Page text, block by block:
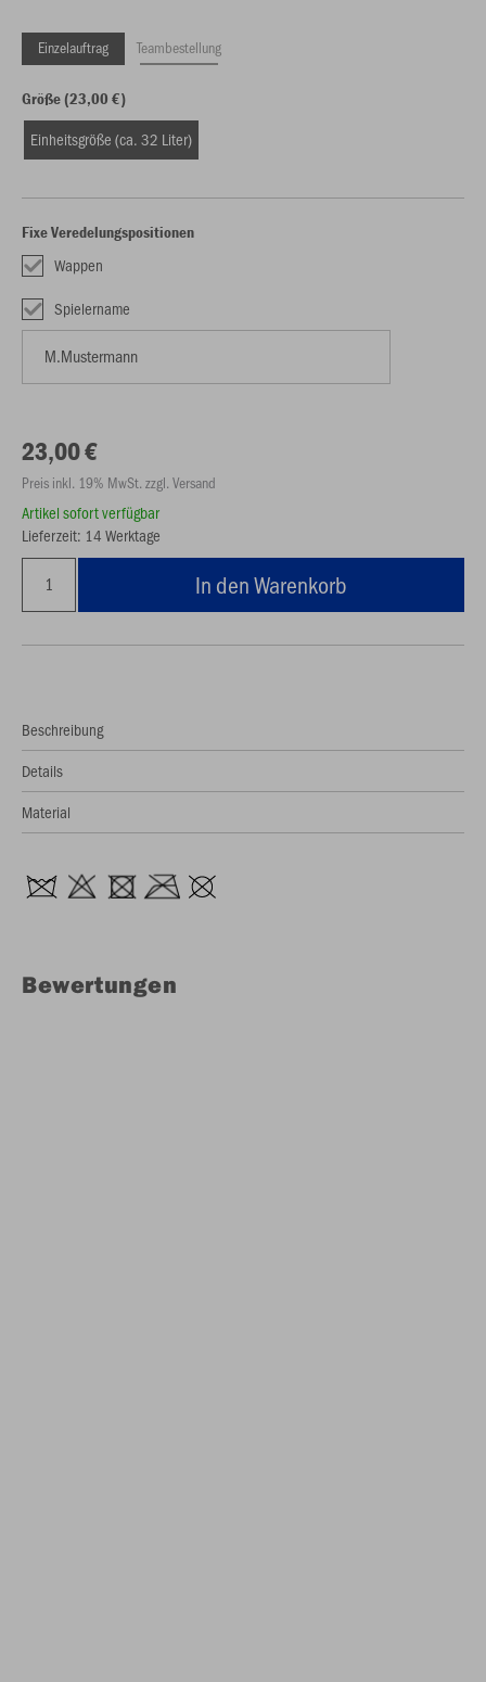
Einzelauftrag Teambestellung
Größe (23,00 €)
Einheitsgröße (ca. 32 Liter)
Fixe Veredelungspositionen
Wappen
Spielername
23,00 €
Preis inkl. 19% MwSt. zzgl. Versand
Artikel sofort verfügbar
Lieferzeit: 14 Werktage
In den Warenkorb
Beschreibung
Details
Material
Bewertungen